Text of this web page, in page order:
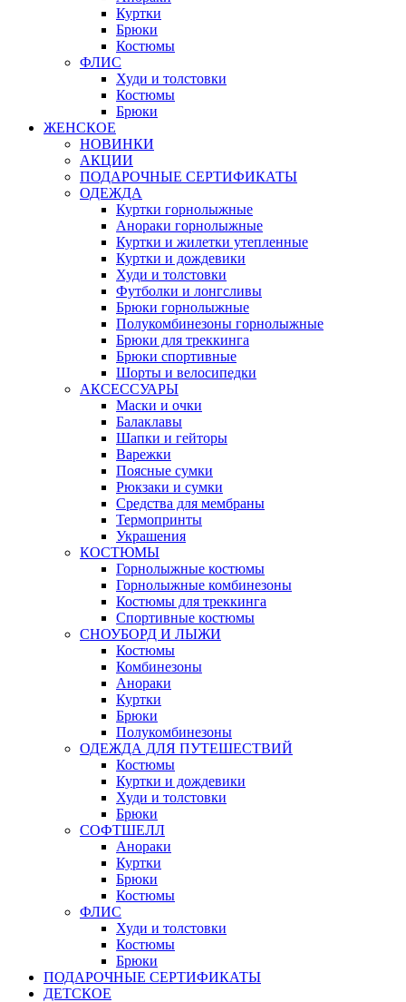
Куртки
Брюки
Костюмы
ФЛИС
Худи и толстовки
Костюмы
Брюки
ЖЕНСКОЕ
НОВИНКИ
АКЦИИ
ПОДАРОЧНЫЕ СЕРТИФИКАТЫ
ОДЕЖДА
Куртки горнолыжные
Анораки горнолыжные
Куртки и жилетки утепленные
Куртки и дождевики
Худи и толстовки
Футболки и лонгсливы
Брюки горнолыжные
Полукомбинезоны горнолыжные
Брюки для треккинга
Брюки спортивные
Шорты и велосипедки
АКСЕССУАРЫ
Маски и очки
Балаклавы
Шапки и гейторы
Варежки
Поясные сумки
Рюкзаки и сумки
Средства для мембраны
Термопринты
Украшения
КОСТЮМЫ
Горнолыжные костюмы
Горнолыжные комбинезоны
Костюмы для треккинга
Спортивные костюмы
СНОУБОРД И ЛЫЖИ
Костюмы
Комбинезоны
Анораки
Куртки
Брюки
Полукомбинезоны
ОДЕЖДА ДЛЯ ПУТЕШЕСТВИЙ
Костюмы
Куртки и дождевики
Худи и толстовки
Брюки
СОФТШЕЛЛ
Анораки
Куртки
Брюки
Костюмы
ФЛИС
Худи и толстовки
Костюмы
Брюки
ПОДАРОЧНЫЕ СЕРТИФИКАТЫ
ДЕТСКОЕ